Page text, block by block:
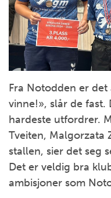
Fra Notodden er
vinne!», slår de fast.
hardeste utfordrer.
Tveiten, Malgorzata
stallen, sier det seg
Det er veldig bra
ambisjoner som